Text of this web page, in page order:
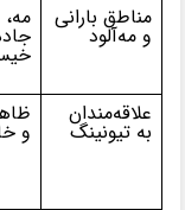
مناطق بارانی
و مه‌آلود
مه،
علاقه‌مندان
به تیونینگ و